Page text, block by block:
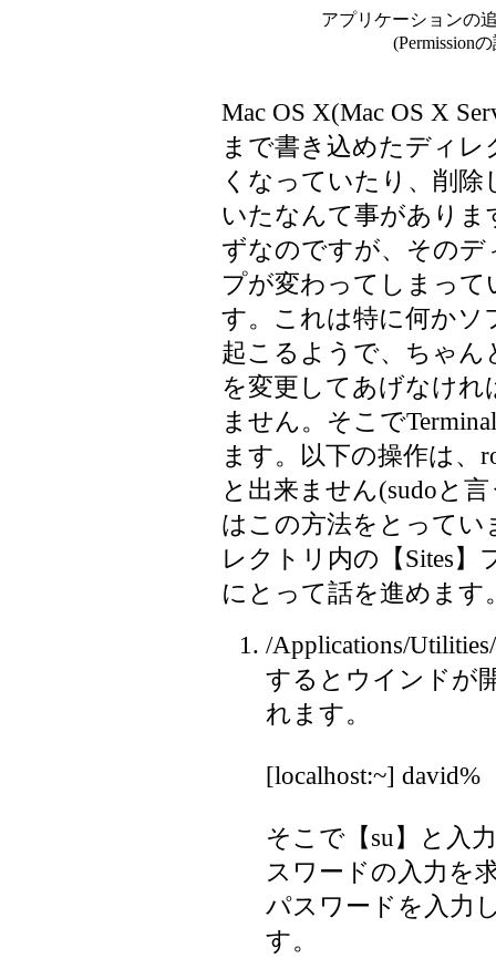
アプリケーションの
(Permission
Mac OS X(Mac OS X
まで書き込めたディ
くなっていたり、削
いたなんて事があり
ずなのですが、その
プが変わってしまっ
す。これは特に何か
起こるようで、ちゃん
を変更してあげなけれ
ません。そこで
ます。以下の操作は、
と出来ません(sudoと
はこの方法をとってい
レクトリ内の【Sites
にとって話を進めます
/Applications/
するとウインドが
れます。
[localhost:~] david%
そこで【su】と入
スワードの入力を
パスワードを入力
す。